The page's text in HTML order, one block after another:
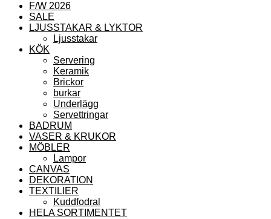
F/W 2026
SALE
LJUSSTAKAR & LYKTOR
Ljusstakar
KÖK
Servering
Keramik
Brickor
burkar
Underlägg
Servettringar
BADRUM
VASER & KRUKOR
MÖBLER
Lampor
CANVAS
DEKORATION
TEXTILIER
Kuddfodral
HELA SORTIMENTET